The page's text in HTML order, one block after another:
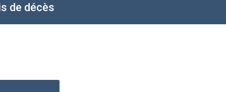
de décès